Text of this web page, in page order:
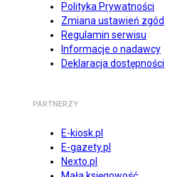
Polityka Prywatności
Zmiana ustawień zgód
Regulamin serwisu
Informacje o nadawcy
Deklaracja dostępności
PARTNERZY
E-kiosk.pl
E-gazety.pl
Nexto.pl